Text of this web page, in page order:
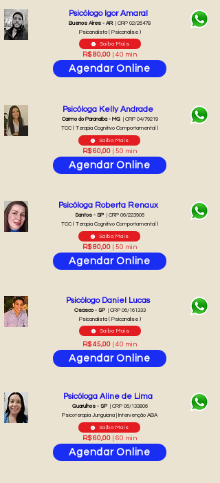
Saiba Mais
Psicólogo Igor Amaral
Buenos Aires - AR | CRP 02/26478
Psicanalista ( Psicanálise )
Agendar Online
R$ 80,00 | 40 min
Saiba Mais
Psicóloga Kelly Andrade
Agendar Online
R$ 60,00 | 50 min
Carmo do Paranaíba - MG| CRP 04/79219
TCC ( Terapia Cognitivo Comportamental )
Saiba Mais
Psicóloga Roberta Renaux
Agendar Online
R$ 80,00 | 50 min
Santos - SP | CRP 06/223906
TCC ( Terapia Cognitivo Comportamental )
Saiba Mais
Psicólogo Daniel Lucas
Osasco - SP | CRP 06/161333
Psicanalista ( Psicanálise )
Agendar Online
R$ 45,00 | 40 min
Saiba Mais
Psicóloga Aline de Lima
Agendar Online
R$ 60,00 | 60 min
Guarulhos - SP| CRP 06/133806
Psicoterapia Junguiana | Intervenção ABA